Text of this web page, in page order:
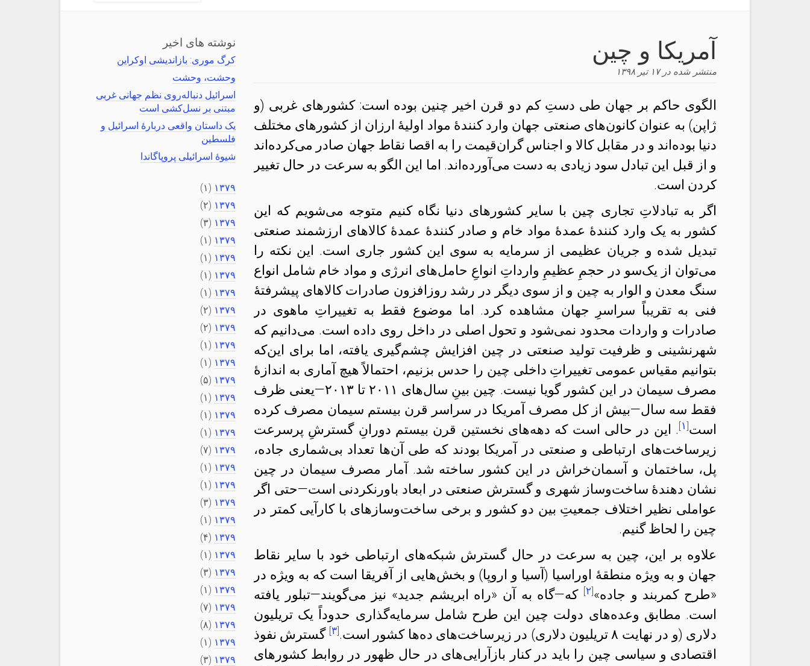
آمریکا و چین
منتشر شده در۱۷ تیر ۱۳۹۸
الگوی حاکم بر جهان طی دستِ کم دو قرن اخیر چنین بوده است: کشورهای غربی (و
ژاپن) به عنوان کانون‌های صنعتی جهان وارد کنندهٔ مواد اولیهٔ ارزان از کشورهای مختلف
دنیا بوده‌اند و در مقابل کالا و اجناس گران‌قیمت را به اقصا نقاط جهان صادر می‌کرده‌اند
و از قبل این تبادل سود زیادی به دست می‌آورده‌اند. اما این الگو به سرعت در حال تغییر
کردن است.
اگر به تبادلاتِ تجاری چین با سایر کشورهای دنیا نگاه کنیم متوجه می‌شویم که این
کشور به یک وارد کنندهٔ عمدهٔ مواد خام و صادر کنندهٔ عمدهٔ کالاهای ارزشمند صنعتی
تبدیل شده و جریان عظیمی از سرمایه به سوی این کشور جاری است. این نکته را
می‌توان از یک‌سو در حجمِ عظیمِ وارداتِ انواعِ حامل‌های انرژی و مواد خام شامل انواع
سنگ معدن و الوار به چین و از سوی دیگر در رشد روزافزون صادرات کالاهای پیشرفتهٔ
فنی به تقریباً سراسرِ جهان مشاهده کرد. اما موضوع فقط به تغییراتِ ماهوی در
صادرات و واردات محدود نمی‌شود و تحول اصلی در داخل روی داده است. می‌دانیم که
شهرنشینی و ظرفیت تولید صنعتی در چین افزایش چشم‌گیری یافته، اما برای این‌که
بتوانیم مقیاس عمومی تغییراتِ داخلی چین را حدس بزنیم، احتمالاً هیچ آماری به اندازهٔ
مصرف سیمان در این کشور گویا نیست. چین بینِ سال‌های ۲۰۱۱ تا ۲۰۱۳—یعنی ظرف
فقط سه سال—بیش از کل مصرف آمریکا در سراسر قرن بیستم سیمان مصرف کرده
است[۱] . این در حالی است که دهه‌های نخستین قرن بیستم دورانِ گسترشِ پرسرعت
زیرساخت‌های ارتباطی و صنعتی در آمریکا بودند که طی آن‌ها تعداد بی‌شماری جاده،
پل، ساختمان و آسمان‌خراش در این کشور ساخته شد. آمار مصرف سیمان در چین
نشان دهندهٔ ساخت‌و‌ساز شهری و گسترش صنعتی در ابعاد باورنکردنی است—حتی اگر
عواملی نظیر اختلاف جمعیتِ بین دو کشور و برخی ساخت‌وسازهای با کارآیی کمتر در
چین را لحاظ گنیم.
علاوه بر این، چین به سرعت در حال گسترش شبکه‌های ارتباطی خود با سایر نقاط
جهان و به ويژه منطقهٔ اوراسیا (آسیا و اروپا) و بخش‌هایی از آفریقا است که به ويژه در
«طرح کمربند و جاده»[۲] که—گاه به آن «راه ابریشم جدید» نیز می‌گویند—تبلور یافته
است. مطابق وعده‌های دولت چین این طرح شامل سرمایه‌گذاری حدوداً یک تریلیون
دلاری (و در نهایت ۸ تریلیون دلاری) در زیرساخت‌های ده‌ها کشور است.
[۳] گسترش نفوذ
اقتصادی و سیاسی چین را باید در کنار بازآرایی‌های در حال ظهور در روابط کشورهای
نوشته های اخیر
کرگ موری: بازاندیشی اوکراین
وحشت، وحشت
اسرائیل دنباله‌روی نظم جهانی غربی
مبتنی بر نسل‌کشی است
یک داستان واقعی دربارهٔ اسرائیل و
فلسطین
شیوهٔ اسرائیلی پروپاگاندا
۱۳۷۹ (۱)
۱۳۷۹ (۲)
۱۳۷۹ (۳)
۱۳۷۹ (۱)
۱۳۷۹ (۱)
۱۳۷۹ (۱)
۱۳۷۹ (۱)
۱۳۷۹ (۲)
۱۳۷۹ (۲)
۱۳۷۹ (۱)
۱۳۷۹ (۱)
۱۳۷۹ (۵)
۱۳۷۹ (۱)
۱۳۷۹ (۱)
۱۳۷۹ (۱)
۱۳۷۹ (۷)
۱۳۷۹ (۱)
۱۳۷۹ (۱)
۱۳۷۹ (۳)
۱۳۷۹ (۱)
۱۳۷۹ (۴)
۱۳۷۹ (۱)
۱۳۷۹ (۳)
۱۳۷۹ (۱)
۱۳۷۹ (۷)
۱۳۷۹ (۸)
۱۳۷۹ (۱)
۱۳۷۹ (۳)